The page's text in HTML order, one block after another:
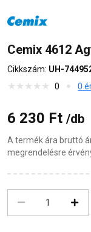
Cemix 4612
Cikkszám: UH-
0
0
6 230 Ft /db
A termék ára bruttó
megrendelésre